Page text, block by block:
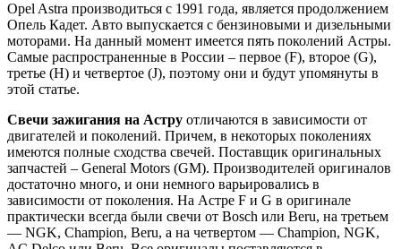
Opel Astra производиться с 1991 года, является продолжением
Опель Кадет. Авто выпускается с бензиновыми и дизельными
моторами. На данный момент имеется пять поколений Астры.
Самые распространенные в России – первое (F), второе (G),
третье (H) и четвертое (J), поэтому они и будут упомянуты в
этой статье.
Свечи зажигания на Астру отличаются в зависимости от
двигателей и поколений. Причем, в некоторых поколениях
имеются полные сходства свечей. Поставщик оригинальных
запчастей – General Motors (GM). Производителей оригиналов
достаточно много, и они немного варьировались в
зависимости от поколения. На Астре F и G в оригинале
практически всегда были свечи от Bosch или Beru, на третьем
— NGK, Champion, Beru, а на четвертом — Champion, NGK,